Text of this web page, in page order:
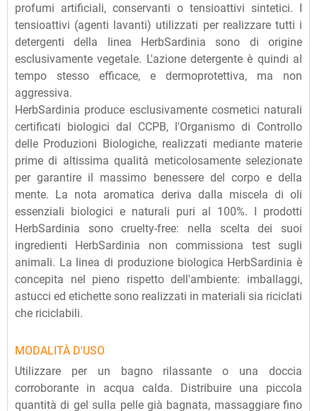
profumi artificiali, conservanti o tensioattivi sintetici. I
tensioattivi (agenti lavanti) utilizzati per realizzare tutti i
detergenti della linea HerbSardinia sono di origine
esclusivamente vegetale. L'azione detergente è quindi al
tempo stesso efficace, e dermoprotettiva, ma non
aggressiva.
HerbSardinia produce esclusivamente cosmetici naturali
certificati biologici dal CCPB, l'Organismo di Controllo
delle Produzioni Biologiche, realizzati mediante materie
prime di altissima qualità meticolosamente selezionate
per garantire il massimo benessere del corpo e della
mente. La nota aromatica deriva dalla miscela di oli
essenziali biologici e naturali puri al 100%. I prodotti
HerbSardinia sono cruelty-free: nella scelta dei suoi
ingredienti HerbSardinia non commissiona test sugli
animali. La linea di produzione biologica HerbSardinia è
concepita nel pieno rispetto dell'ambiente: imballaggi,
astucci ed etichette sono realizzati in materiali sia riciclati
che riciclabili.
MODALITÀ D'USO
Utilizzare per un bagno rilassante o una doccia
corroborante in acqua calda. Distribuire una piccola
quantità di gel sulla pelle già bagnata, massaggiare fino